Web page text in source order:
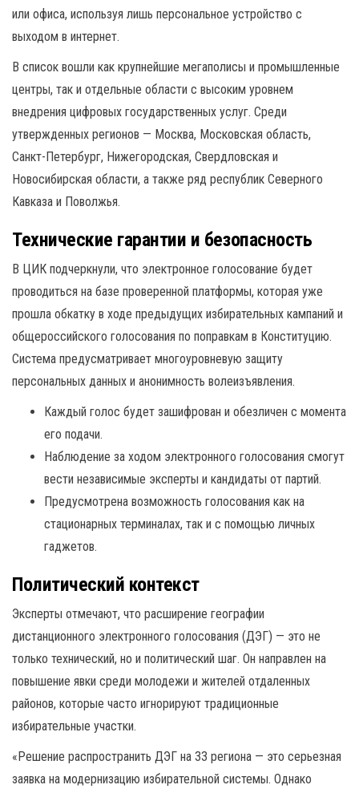
или офиса, используя лишь персональное устройство с
выходом в интернет.
В список вошли как крупнейшие мегаполисы и промышленные
центры, так и отдельные области с высоким уровнем
внедрения цифровых государственных услуг. Среди
утвержденных регионов — Москва, Московская область,
Санкт-Петербург, Нижегородская, Свердловская и
Новосибирская области, а также ряд республик Северного
Кавказа и Поволжья.
Технические гарантии и безопасность
В ЦИК подчеркнули, что электронное голосование будет
проводиться на базе проверенной платформы, которая уже
прошла обкатку в ходе предыдущих избирательных кампаний и
общероссийского голосования по поправкам в Конституцию.
Система предусматривает многоуровневую защиту
персональных данных и анонимность волеизъявления.
Каждый голос будет зашифрован и обезличен с момента
его подачи.
Наблюдение за ходом электронного голосования смогут
вести независимые эксперты и кандидаты от партий.
Предусмотрена возможность голосования как на
стационарных терминалах, так и с помощью личных
гаджетов.
Политический контекст
Эксперты отмечают, что расширение географии
дистанционного электронного голосования (ДЭГ) — это не
только технический, но и политический шаг. Он направлен на
повышение явки среди молодежи и жителей отдаленных
районов, которые часто игнорируют традиционные
избирательные участки.
«Решение распространить ДЭГ на 33 региона — это серьезная
заявка на модернизацию избирательной системы. Однако